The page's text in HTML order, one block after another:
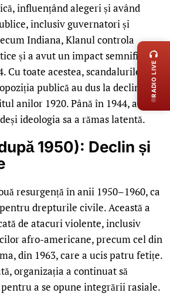
influențând alegeri și având
inclusiv guvernatori și
Indiana, Klanul controla
și a avut un impact semnificativ
Cu toate acestea, scandalurile
publică au dus la declinul
anilor 1920. Până în 1944, a doua
ideologia sa a rămas latentă.
1950): Declin și
resurgență în anii 1950–1960, ca
drepturile civile. Această a
de atacuri violente, inclusiv
afro-americane, precum cel din
din 1963, care a ucis patru fetițe.
organizația a continuat să
a se opune integrării rasiale.
RADIO LIVE